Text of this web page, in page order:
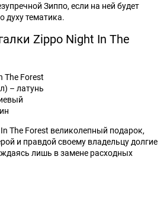
Зиппо, если на ней будет
духу тематика.
Zippo Night In The
The Forest
– латунь
The Forest великолепный подарок,
и правдой своему владельцу долгие
лишь в замене расходных